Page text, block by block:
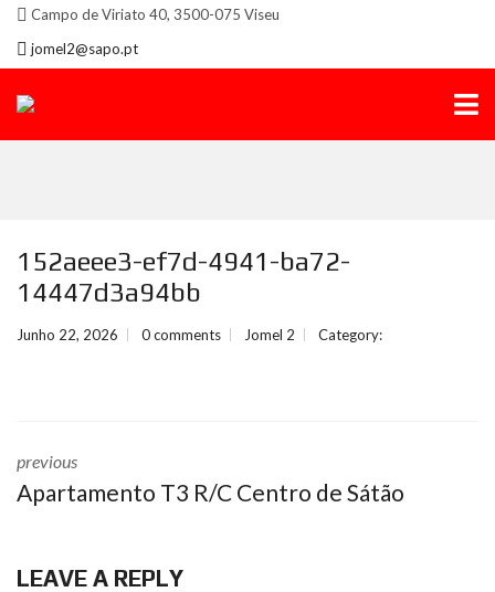
Campo de Viriato 40, 3500-075 Viseu
jomel2@sapo.pt
152aeee3-ef7d-4941-ba72-
14447d3a94bb
Junho 22, 2026 0 comments Jomel 2 Category:
previous
Apartamento T3 R/C Centro de Sátão
LEAVE A REPLY